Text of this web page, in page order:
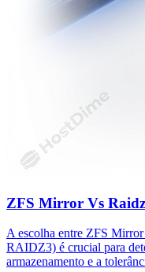
ZFS Mirror Vs
A escolha entre ZFS
RAIDZ3) é crucial para
armazenamento e a